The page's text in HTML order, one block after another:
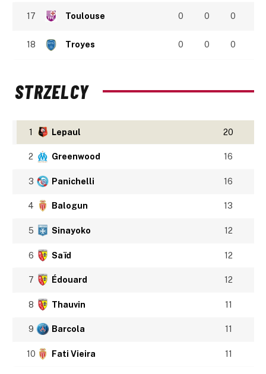
17 Toulouse 0 0 0
18 Troyes 0 0 0
STRZELCY
1 Lepaul 20
2 Greenwood 16
3 Panichelli 16
4 Balogun 13
5 Sinayoko 12
6 Saïd 12
7 Édouard 12
8 Thauvin 11
9 Barcola 11
10 Fati Vieira 11